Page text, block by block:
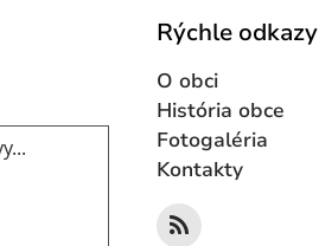
Text vašej správy...
Rýchle odkazy
O obci
História obce
Fotogaléria
Kontakty